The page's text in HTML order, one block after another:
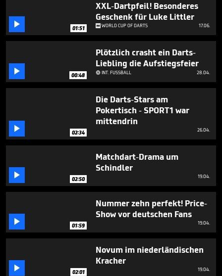
 01:51
XXL-Dartpfeil! Besonderes
Geschenk für Luke Littler
WORLD CUP OF DARTS 17.06.
 00:48
Plötzlich crasht ein Darts-
Liebling die Aufstiegsfeier
INT. FUSSBALL 28.04.
 02:34
Die Darts-Stars am
Pokertisch - SPORT1 war
mittendrin
26.04.
 02:50
Matchdart-Drama um
Schindler
19.04.
 01:59
Nummer zehn perfekt! Price-
Show vor deutschen Fans
19.04.
 02:01
Novum im niederländischen
Kracher
19.04.